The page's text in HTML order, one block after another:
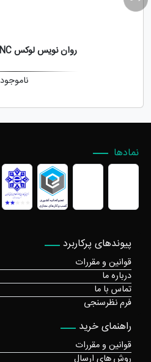
روان نویس لوکس MONT BLANC
ناموجود
پیوندهای پرکاربرد
قوانین و مقررات
درباره ما
تماس با ما
فرم نظرسنجی
راهنمای خرید
قوانین و مقررات
روش های ارسال
نمادها